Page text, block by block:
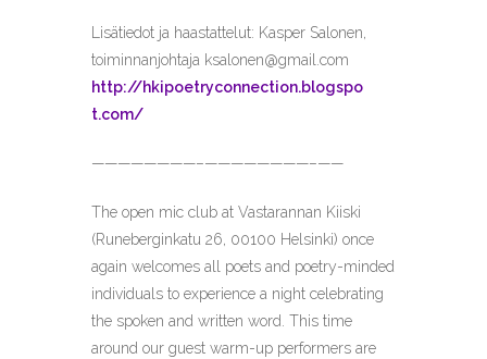
Lisätiedot ja haastattelut: Kasper Salonen,
toiminnanjohtaja ksalonen@gmail.com
http://hkipoetryconnection.blogspo
t.com/
————————–————————–——
The open mic club at Vastarannan Kiiski
(Runeberginkatu 26, 00100 Helsinki) once
again welcomes all poets and poetry-minded
individuals to experience a night celebrating
the spoken and written word. This time
around our guest warm-up performers are